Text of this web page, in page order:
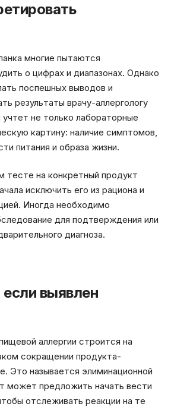
многие пытаются
о цифрах и диапазонах. Однако
поспешных выводов и
результаты врачу-аллергологу
не только лабораторные
картину: наличие симптомов,
питания и образа жизни.
тесте на конкретный продукт
исключить его из рациона и
Иногда необходимо
для подтверждения или
диагноза.
выявлен
аллергии строится на
сокращении продукта-
Это называется элиминационной
может предложить начать вести
отслеживать реакции на те